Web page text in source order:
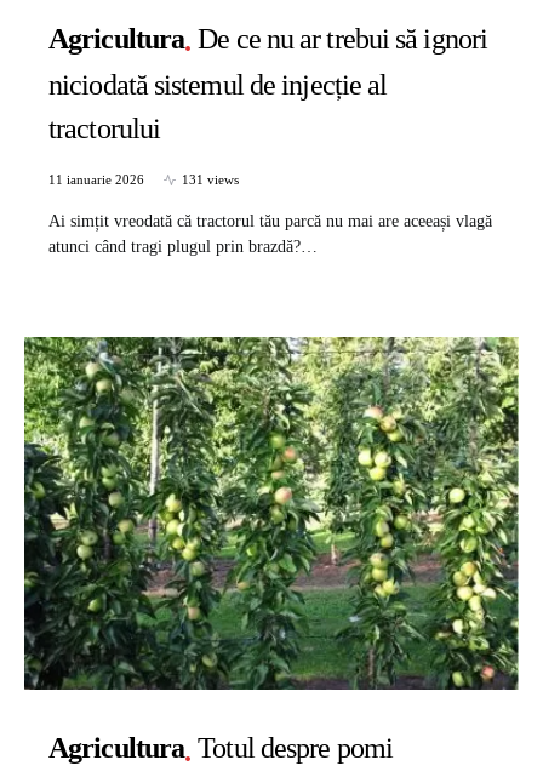
Agricultura De ce nu ar trebui să ignori
niciodată sistemul de injecție al
tractorului
11 ianuarie 2026 131 views
Ai simțit vreodată că tractorul tău parcă nu mai are aceeași vlagă
atunci când tragi plugul prin brazdă?…
Agricultura Totul despre pomi